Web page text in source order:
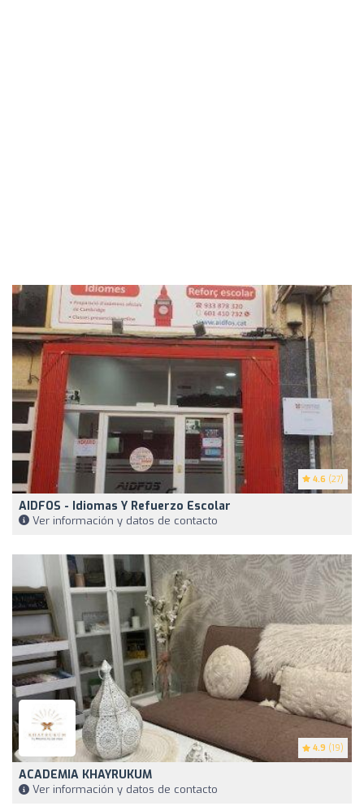
4.6 (27)
AIDFOS - Idiomas Y Refuerzo Escolar
Ver información y datos de contacto
4.9 (19)
ACADEMIA KHAYRUKUM
Ver información y datos de contacto